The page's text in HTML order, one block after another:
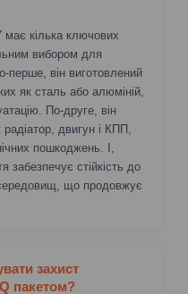
кілька ключових
вибором для
перше, він виготовлений
як сталь або алюміній,
По-друге, він
радіатор, двигун і КПП,
пошкоджень. І,
забезпечує стійкість до
що продовжує
захист
пакетом?